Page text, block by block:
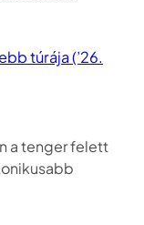
túrája (’26.
a tenger felett